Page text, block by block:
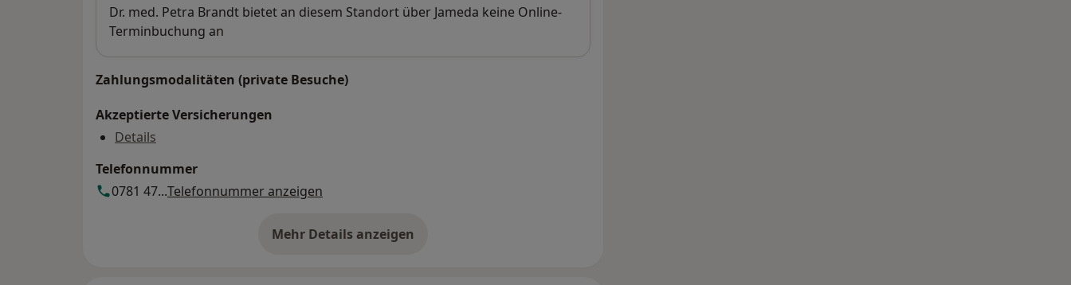
Verfügbarkeit
Dr. med. Petra Brandt bietet an diesem Standort über Jameda keine Online-
Terminbuchung an
Zahlungsmodalitäten (private Besuche)
Akzeptierte Versicherungen
Details
Telefonnummer
0781 47...Telefonnummer anzeigen
Mehr Details anzeigen
über die Adresse